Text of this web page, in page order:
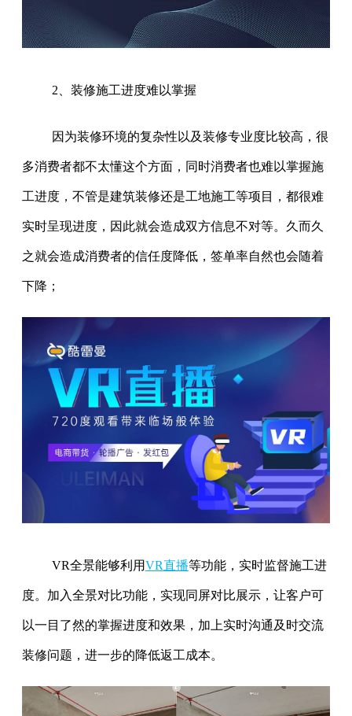
2、装修施工进度难以掌握
因为装修环境的复杂性以及装修专业度比较高，很
多消费者都不太懂这个方面，同时消费者也难以掌握施
工进度，不管是建筑装修还是工地施工等项目，都很难
实时呈现进度，因此就会造成双方信息不对等。久而久
之就会造成消费者的信任度降低，签单率自然也会随着
下降；
VR全景能够利用VR直播等功能，实时监督施工进
度。加入全景对比功能，实现同屏对比展示，让客户可
以一目了然的掌握进度和效果，加上实时沟通及时交流
装修问题，进一步的降低返工成本。